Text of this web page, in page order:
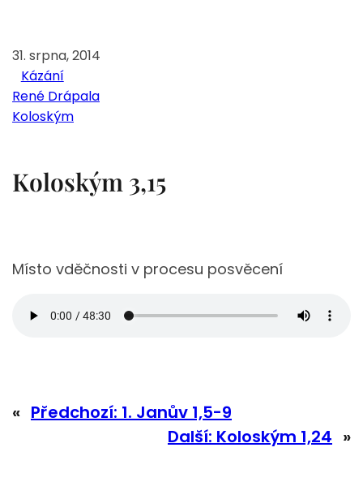
31. srpna, 2014
Kázání
René Drápala
Koloským
Koloským 3,15
Místo vděčnosti v procesu posvěcení
« Předchozí: 1. Janův 1,5-9
Další: Koloským 1,24 »